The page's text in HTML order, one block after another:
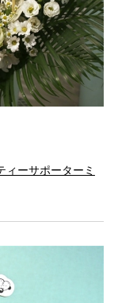
ィーサポーターミ